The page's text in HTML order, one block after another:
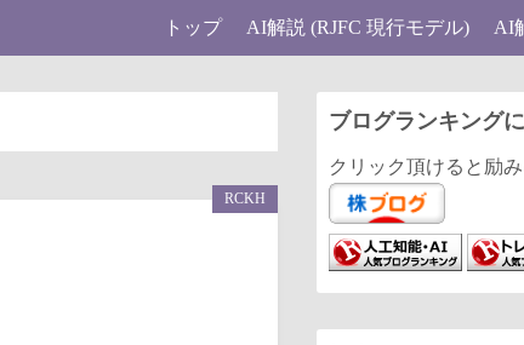
トップ AI解説 (RJFC 現行モデル) AI
RCKH
ブログランキング
クリック頂けると励